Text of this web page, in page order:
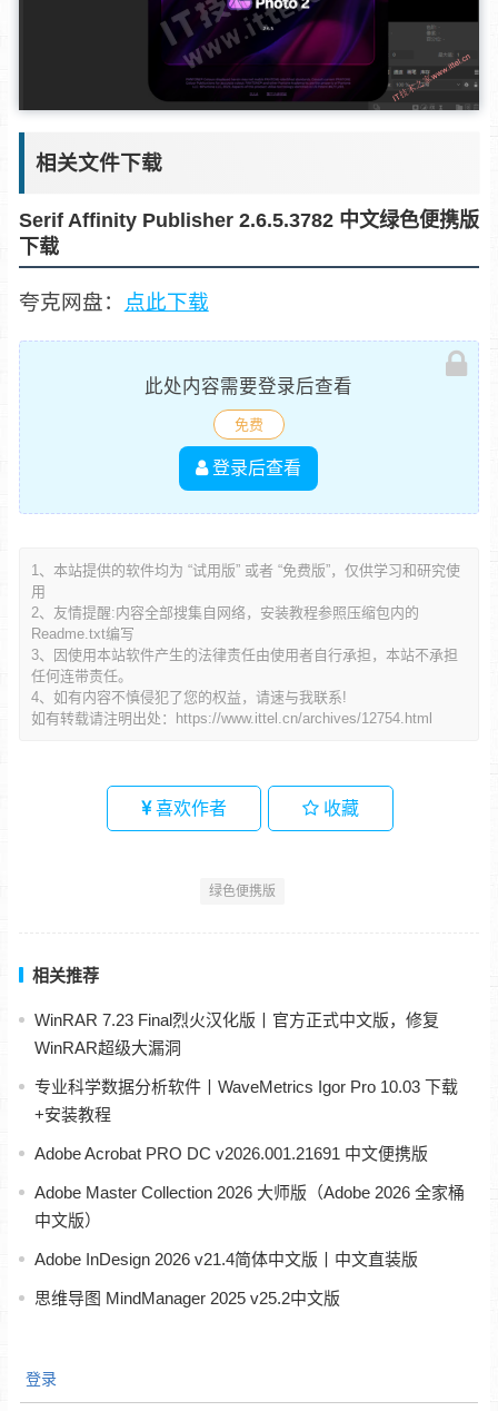
相关文件下载
Serif Affinity Publisher 2.6.5.3782 中文绿色便携版
下载
夸克网盘： 点此下载
此处内容需要登录后查看
免费
登录后查看
1、本站提供的软件均为 “试用版” 或者 “免费版”，仅供学习和研究使
用
2、友情提醒:内容全部搜集自网络，安装教程参照压缩包内的
Readme.txt编写
3、因使用本站软件产生的法律责任由使用者自行承担，本站不承担
任何连带责任。
4、如有内容不慎侵犯了您的权益，请速与我联系!
如有转载请注明出处：
https://www.ittel.cn/archives/12754.html
喜欢作者 收藏
绿色便携版
相关推荐
WinRAR 7.23 Final烈火汉化版丨官方正式中文版，修复
WinRAR超级大漏洞
专业科学数据分析软件丨WaveMetrics Igor Pro 10.03 下载
+安装教程
Adobe Acrobat PRO DC v2026.001.21691 中文便携版
Adobe Master Collection 2026 大师版（Adobe 2026 全家桶
中文版）
Adobe InDesign 2026 v21.4简体中文版丨中文直装版
思维导图 MindManager 2025 v25.2中文版
登录